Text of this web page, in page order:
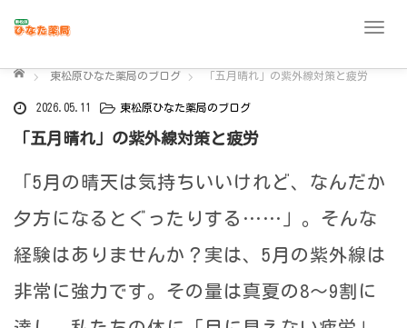
T
g
a
i
g
t
ホーム 東松原ひなた薬局のブログ 「五月晴れ」の紫外線対策と疲労
2026.05.11 東松原ひなた薬局のブログ
「五月晴れ」の紫外線対策と疲労
「5月の晴天は気持ちいいけれど、なんだか
夕方になるとぐったりする……」。そんな
経験はありませんか？実は、5月の紫外線は
非常に強力です。その量は真夏の8〜9割に